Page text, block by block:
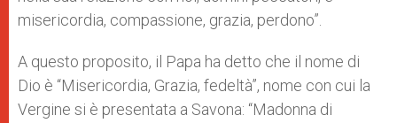
misericordia, compassione, grazia, perdono”.
A questo proposito, il Papa ha detto che il nome di
Dio è “Misericordia, Grazia, fedeltà”, nome con cui la
Vergine si è presentata a Savona: “Madonna di